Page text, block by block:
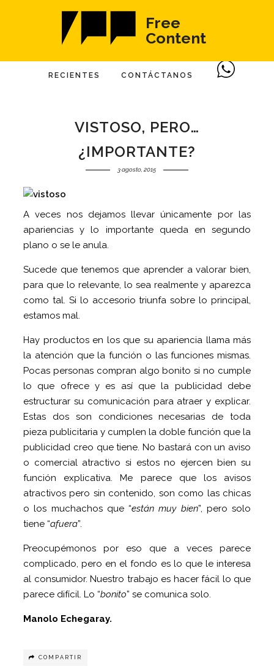
Free
Content
RECIENTES CONTÁCTANOS
VISTOSO, PERO…
¿IMPORTANTE?
3 agosto, 2015
A veces nos dejamos llevar únicamente por las
apariencias y lo importante queda en segundo
plano o se le anula.
Sucede que tenemos que aprender a valorar bien,
para que lo relevante, lo sea realmente y aparezca
como tal. Si lo accesorio triunfa sobre lo principal,
estamos mal.
Hay productos en los que su apariencia llama más
la atención que la función o las funciones mismas.
Pocas personas compran algo bonito si no cumple
lo que ofrece y es así que la publicidad debe
estructurar su comunicación para atraer y explicar.
Estas dos son condiciones necesarias de toda
pieza publicitaria y cumplen la doble función que la
publicidad creo que tiene. No bastará con un aviso
o comercial atractivo si estos no ejercen bien su
función explicativa. Me parece que los avisos
atractivos pero sin contenido, son como las chicas
o los muchachos que “están muy bien”, pero solo
tiene “afuera”.
Preocupémonos por eso que a veces parece
complicado, pero en el fondo es lo que le interesa
al consumidor. Nuestro trabajo es hacer fácil lo que
parece difícil. Lo “bonito” se comunica solo.
Manolo Echegaray.
COMPARTIR